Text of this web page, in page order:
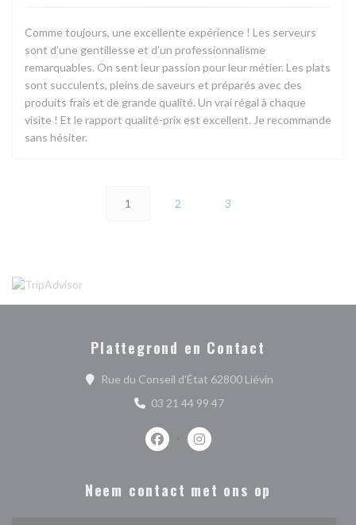
Comme toujours, une excellente expérience ! Les serveurs
sont d’une gentillesse et d’un professionnalisme
remarquables. On sent leur passion pour leur métier. Les plats
sont succulents, pleins de saveurs et préparés avec des
produits frais et de grande qualité. Un vrai régal à chaque
visite ! Et le rapport qualité-prix est excellent. Je recommande
sans hésiter.
1 2 3
Plattegrond en Contact
Rue du Conseil d'État 62800 Liévin
03 21 44 99 47
Facebook ((opent in een nieuw
Instagram ((opent in een
Neem contact met ons op